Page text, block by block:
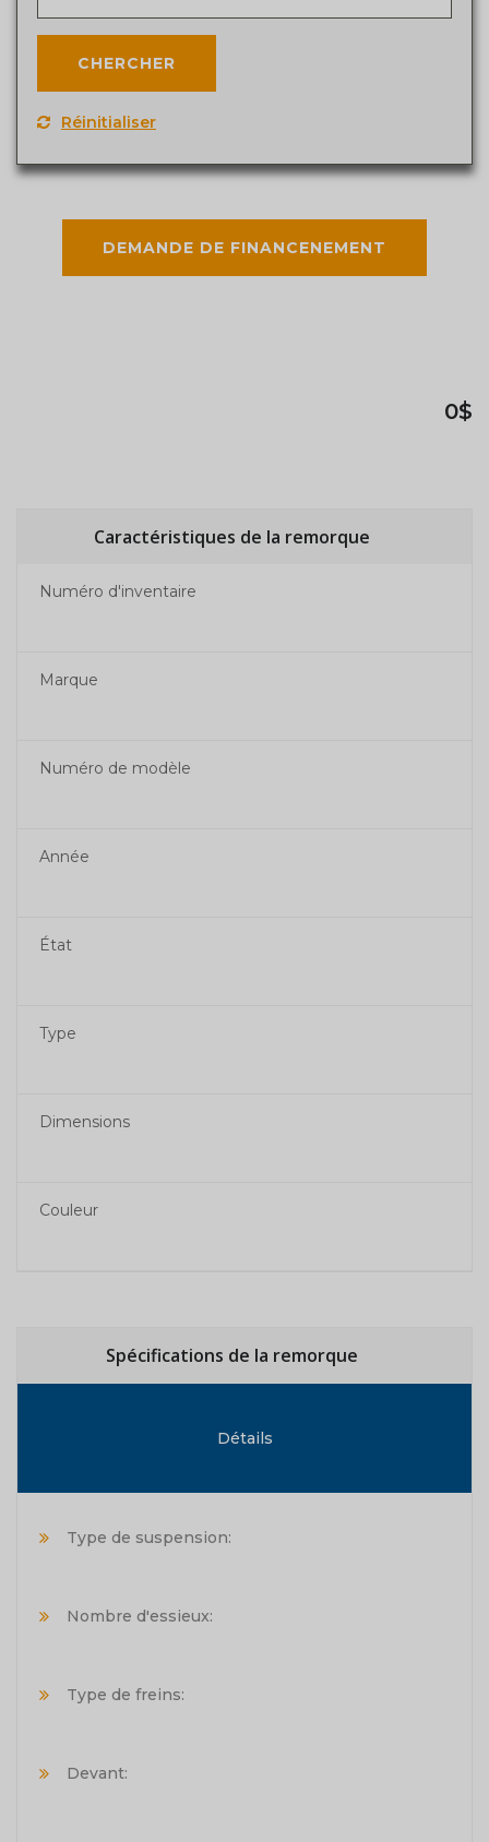
Réinitialiser
DEMANDE DE FINANCENEMENT
0$
Caractéristiques de la remorque
Numéro d'inventaire
Marque
Numéro de modèle
Année
État
Type
Dimensions
Couleur
Spécifications de la remorque
Détails
Type de suspension:
Nombre d'essieux:
Type de freins:
Devant: